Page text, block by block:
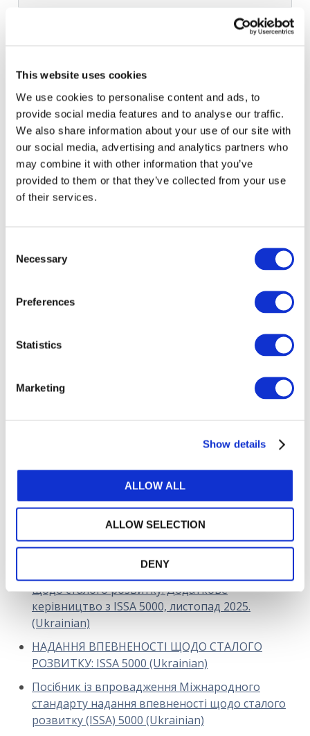
This website uses cookies
We use cookies to personalise content and ads, to
provide social media features and to analyse our traffic.
We also share information about your use of our site with
our social media, advertising and analytics partners who
may combine it with other information that you’ve
provided to them or that they’ve collected from your use
of their services.
Selection
Necessary
Preferences
Statistics
Marketing
Show details
ALLOW ALL
ALLOW SELECTION
DENY
Documentation When Using Automated Tools and
IAASB ISSA 5000 FAQ (Ukrainian)
надання впевненості щодо сталого розвитку
(Ukrainian)
Ілюстративні звіти з надання впевненості
щодо сталого розвитку. Додаткове
керівництво з ISSA 5000, листопад 2025.
(Ukrainian)
НАДАННЯ ВПЕВНЕНОСТІ ЩОДО СТАЛОГО
РОЗВИТКУ: ISSA 5000 (Ukrainian)
Посібник із впровадження Міжнародного
стандарту надання впевненості щодо сталого
розвитку (ISSA) 5000 (Ukrainian)